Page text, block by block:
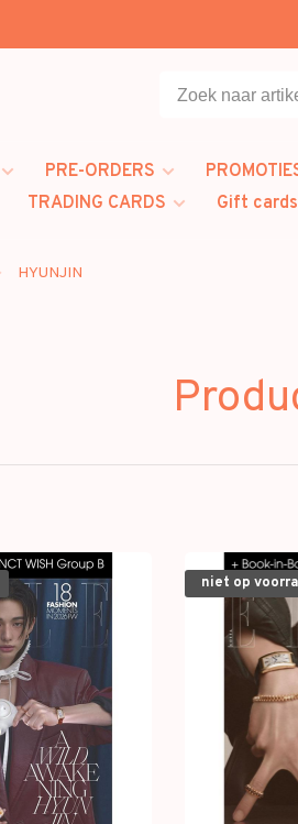
PRE-ORDERS
TRADING CARDS Gift cards
HYUNJIN
niet op